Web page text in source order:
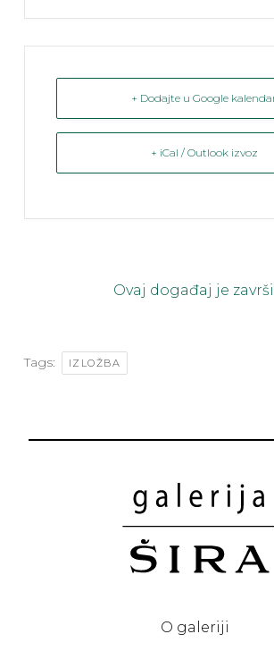
+ Dodajte u Google
+ iCal / Outlook izvoz
Ovaj događaj je
Tags: IZLOŽBA
O galeriji